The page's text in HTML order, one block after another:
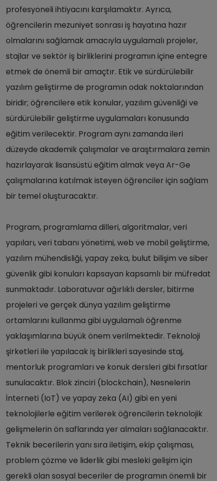
profesyoneli ihtiyacını karşılamaktır. Ayrıca,
öğrencilerin mezuniyet sonrası iş hayatına hazır
olmalarını sağlamak amacıyla uygulamalı projeler,
stajlar ve sektör iş birliklerini programın içine entegre
etmek de önemli bir amaçtır. Etik ve sürdürülebilir
yazılım geliştirme de programın odak noktalarından
biridir; öğrencilere etik konular, yazılım güvenliği ve
sürdürülebilir geliştirme uygulamaları konusunda
eğitim verilecektir. Program aynı zamanda ileri
düzeyde akademik çalışmalar ve araştırmalara zemin
hazırlayarak lisansüstü eğitim almak veya Ar-Ge
çalışmalarına katılmak isteyen öğrenciler için sağlam
bir temel oluşturacaktır.
Program, programlama dilleri, algoritmalar, veri
yapıları, veri tabanı yönetimi, web ve mobil geliştirme,
yazılım mühendisliği, yapay zeka, bulut bilişim ve siber
güvenlik gibi konuları kapsayan kapsamlı bir müfredat
sunmaktadır. Laboratuvar ağırlıklı dersler, bitirme
projeleri ve gerçek dünya yazılım geliştirme
ortamlarını kullanma gibi uygulamalı öğrenme
yaklaşımlarına büyük önem verilmektedir. Teknoloji
şirketleri ile yapılacak iş birlikleri sayesinde staj,
mentorluk programları ve konuk dersleri gibi fırsatlar
sunulacaktır. Blok zinciri (blockchain), Nesnelerin
İnterneti (IoT) ve yapay zeka (AI) gibi en yeni
teknolojilerle eğitim verilerek öğrencilerin teknolojik
gelişmelerin ön saflarında yer almaları sağlanacaktır.
Teknik becerilerin yanı sıra iletişim, ekip çalışması,
problem çözme ve liderlik gibi mesleki gelişim için
gerekli olan sosyal beceriler de programın önemli bir